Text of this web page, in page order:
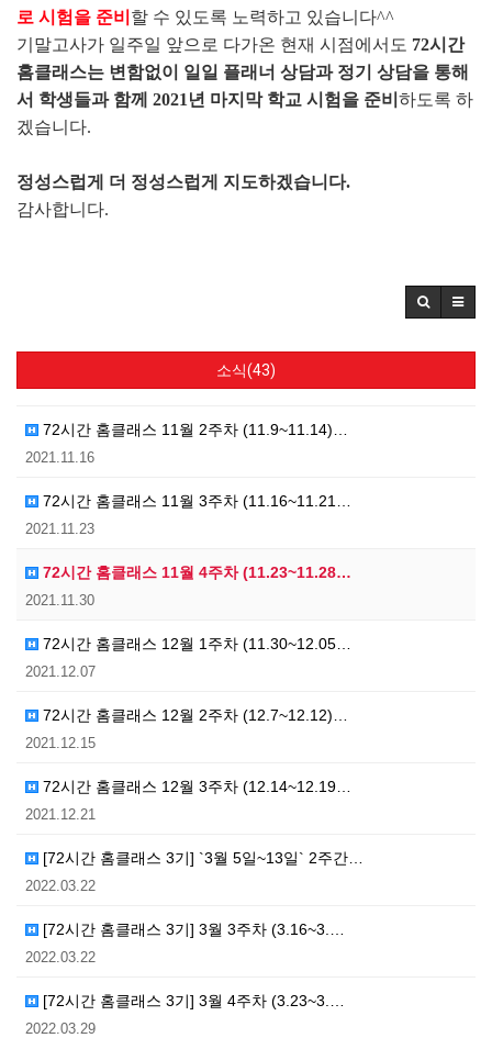
로 시험을 준비 할 수 있도록 노력하고 있습니다^^
기말고사가 일주일 앞으로 다가온 현재 시점에서도 72시간
홈클래스는 변함없이 일일 플래너 상담과 정기 상담을 통해
서 학생들과 함께 2021년 마지막 학교 시험을 준비 하도록 하
겠습니다.
정성스럽게 더 정성스럽게 지도하겠습니다.
감사합니다.
소식(43)
72시간 홈클래스 11월 2주차 (11.9~11.14)…
2021.11.16
72시간 홈클래스 11월 3주차 (11.16~11.21…
2021.11.23
72시간 홈클래스 11월 4주차 (11.23~11.28…
2021.11.30
72시간 홈클래스 12월 1주차 (11.30~12.05…
2021.12.07
72시간 홈클래스 12월 2주차 (12.7~12.12)…
2021.12.15
72시간 홈클래스 12월 3주차 (12.14~12.19…
2021.12.21
[72시간 홈클래스 3기] `3월 5일~13일` 2주간…
2022.03.22
[72시간 홈클래스 3기] 3월 3주차 (3.16~3.…
2022.03.22
[72시간 홈클래스 3기] 3월 4주차 (3.23~3.…
2022.03.29